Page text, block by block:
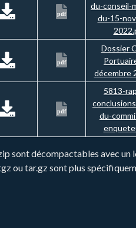
pdf
du-conseil-
du-15-
pdf
Dossier
décembre
pdf
5813-
du-
sont décompactables avec un
ou tar.gz sont plus